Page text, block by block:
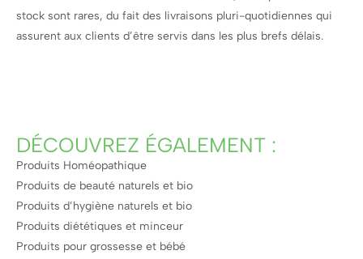
stock sont rares, du fait des livraisons pluri-quotidiennes qui
assurent aux clients d’être servis dans les plus brefs délais.
DÉCOUVREZ ÉGALEMENT :
Produits Homéopathique
Produits de beauté naturels et bio
Produits d’hygiène naturels et bio
Produits diététiques et minceur
Produits pour grossesse et bébé